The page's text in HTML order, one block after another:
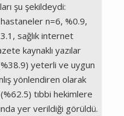
şu şekildeydi:
n=6, %0.9,
sağlık internet
kaynaklı yazılar
yeterli ve uygun
yönlendiren olarak
(%62.5) tıbbi hekimlere
yer verildiği görüldü.